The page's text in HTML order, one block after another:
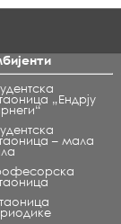
„Ендрју
– мала